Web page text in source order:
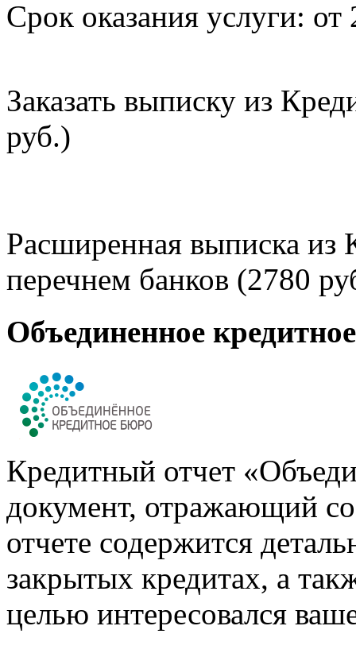
Срок оказания услуги: от
Заказать выписку из
руб.)
Расширенная выписка из
перечнем банков (2780
Объединенное
Кредитный отчет
документ, отражающий
отчете содержится
закрытых кредитах, а
целью интересовался